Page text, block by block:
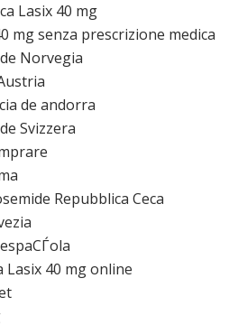
Lasix 40 mg
mg senza prescrizione medica
Norvegia
de andorra
Svizzera
Repubblica Ceca
40 mg online